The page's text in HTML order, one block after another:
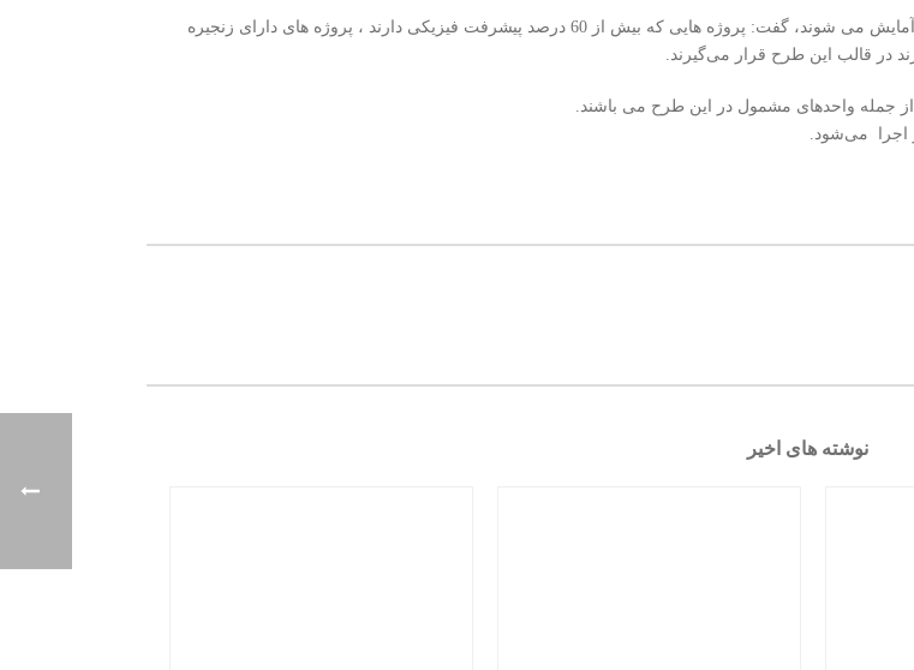
مسئول طرح آمایش صنعتی ، معدنی و تجاری در مورد واحدهایی که شامل طرح آمایش می شوند، گفت: پروژه هایی که بیش از 60 درصد پیشرفت فیزیکی دارند ، پروژه های دارای زنجیره
در قالب این طرح قرار می‌گیرند.
جمله واحدهای مشمول در این طرح می باشند.
نوشته های اخیر